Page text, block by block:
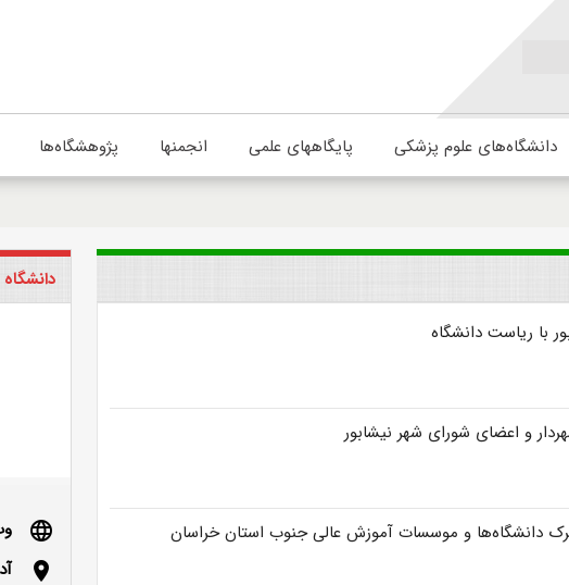
دانشگاه‌های علوم پزشکی پایگاههای علمی انجمنها پژوهشگاه‌ها
با ریاست دانشگاه
و اعضای شورای شهر نیشابور
دانشگاه‌ها و موسسات آموزش‌ عالی جنوب استان خراسان language
location_on